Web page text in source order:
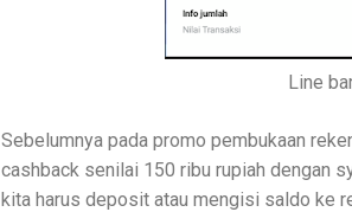
Line
Sebelumnya pada promo pembukaan
cashback senilai 150 ribu rupiah dengan
kita harus deposit atau mengisi saldo ke